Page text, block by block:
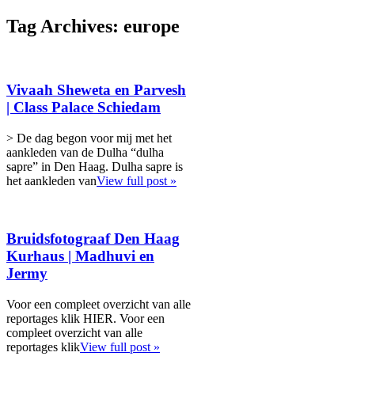
Tag Archives: europe
Vivaah Sheweta en Parvesh
| Class Palace Schiedam
> De dag begon voor mij met het
aankleden van de Dulha “dulha
sapre” in Den Haag. Dulha sapre is
het aankleden vanView full post »
Bruidsfotograaf Den Haag
Kurhaus | Madhuvi en
Jermy
Voor een compleet overzicht van alle
reportages klik HIER. Voor een
compleet overzicht van alle
reportages klikView full post »